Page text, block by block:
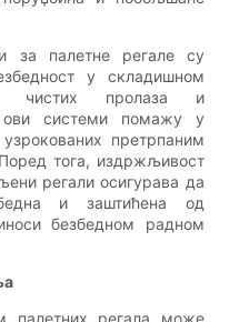
за палетне регале су
у складишном
чистих пролаза и
ови системи помажу у
претрпаним
тога, издржљивост
регали осигурава да
и заштићена од
безбедном радном